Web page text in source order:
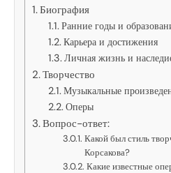
Биография
Ранние годы и
Карьера и достижения
Личная жизнь и
Творчество
Музыкальные
Оперы
Вопрос-ответ:
Какой был стиль
Корсакова?
Какие известные